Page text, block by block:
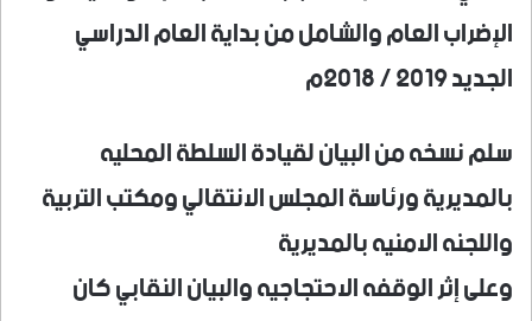
الإضراب العام والشامل من بداية العام الدراسي
الجديد 2019 / 2018م
سلم نسخه من البيان لقيادة السلطة المحليه
بالمديرية ورئاسة المجلس الانتقالي ومكتب التربية
واللجنه الامنيه بالمديرية
وعلى إثر الوقفه الاحتجاجيه والبيان النقابي كان